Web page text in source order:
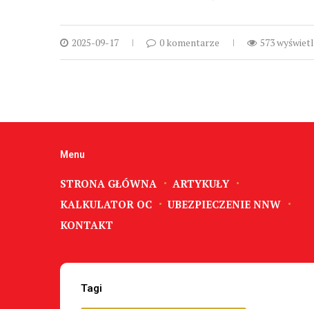
2025-09-17 0 komentarze 573 wyświetl
Menu
STRONA GŁÓWNA
ARTYKUŁY
KALKULATOR OC
UBEZPIECZENIE NNW
KONTAKT
Tagi